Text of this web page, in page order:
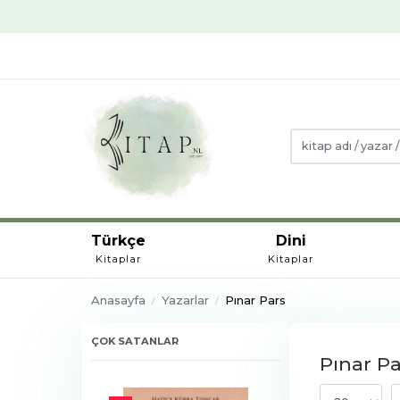
Türkçe
Kitaplar
Dini
Kitaplar
Anasayfa Yazarlar Pınar Pars
ÇOK SATANLAR
Pınar